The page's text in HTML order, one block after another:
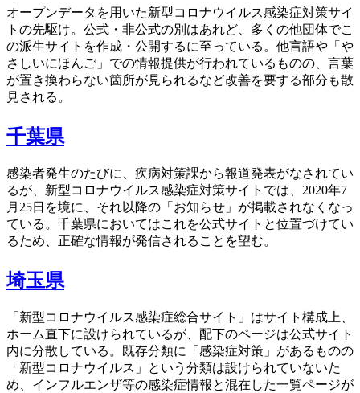
オープンデータを用いた新型コロナウイルス感染症対策サイ
トの先駆け。公式・非公式の別はあれど、多くの他団体でこ
の派生サイトを作成・公開するに至っている。他言語や「や
さしいにほんご」での情報提供が行われているものの、言葉
が置き換わらない箇所が見られるなど改善を要する部分も散
見される。
千葉県
感染者発生のたびに、疾病対策課から報道発表がなされてい
るが、新型コロナウイルス感染症対策サイトでは、2020年7
月25日を境に、それ以降の「お知らせ」が掲載されなくなっ
ている。千葉県においてはこれを公式サイトと位置づけてい
るため、正確な情報が発信されることを望む。
埼玉県
「新型コロナウイルス感染症総合サイト」はサイト構成上、
ホーム直下に設けられているが、配下のページは公式サイト
内に分散している。既存分類に「感染症対策」があるものの
「新型コロナウイルス」という分類は設けられていないた
め、インフルエンザ等の感染症情報と混在した一覧ページが